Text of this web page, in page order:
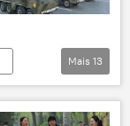
Mais 13